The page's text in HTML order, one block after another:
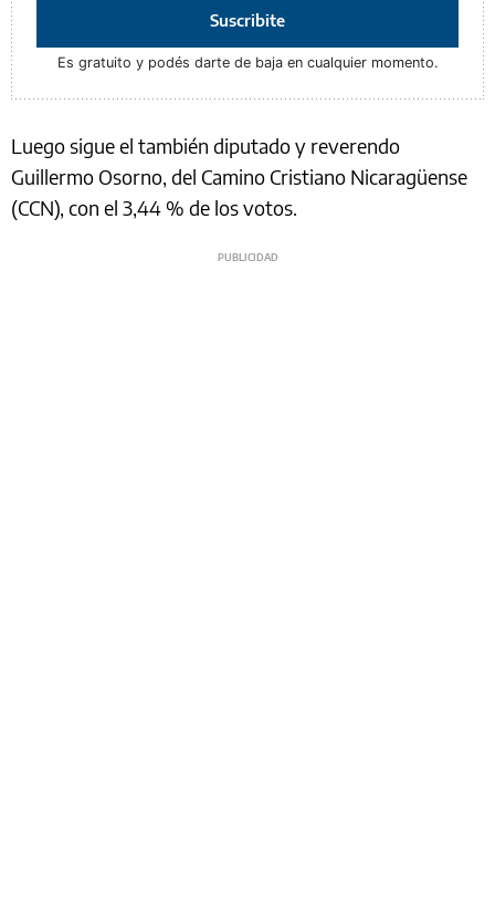
Suscribite
Es gratuito y podés darte de baja en cualquier momento.
Luego sigue el también diputado y reverendo
Guillermo Osorno, del Camino Cristiano Nicaragüense
(CCN), con el 3,44 % de los votos.